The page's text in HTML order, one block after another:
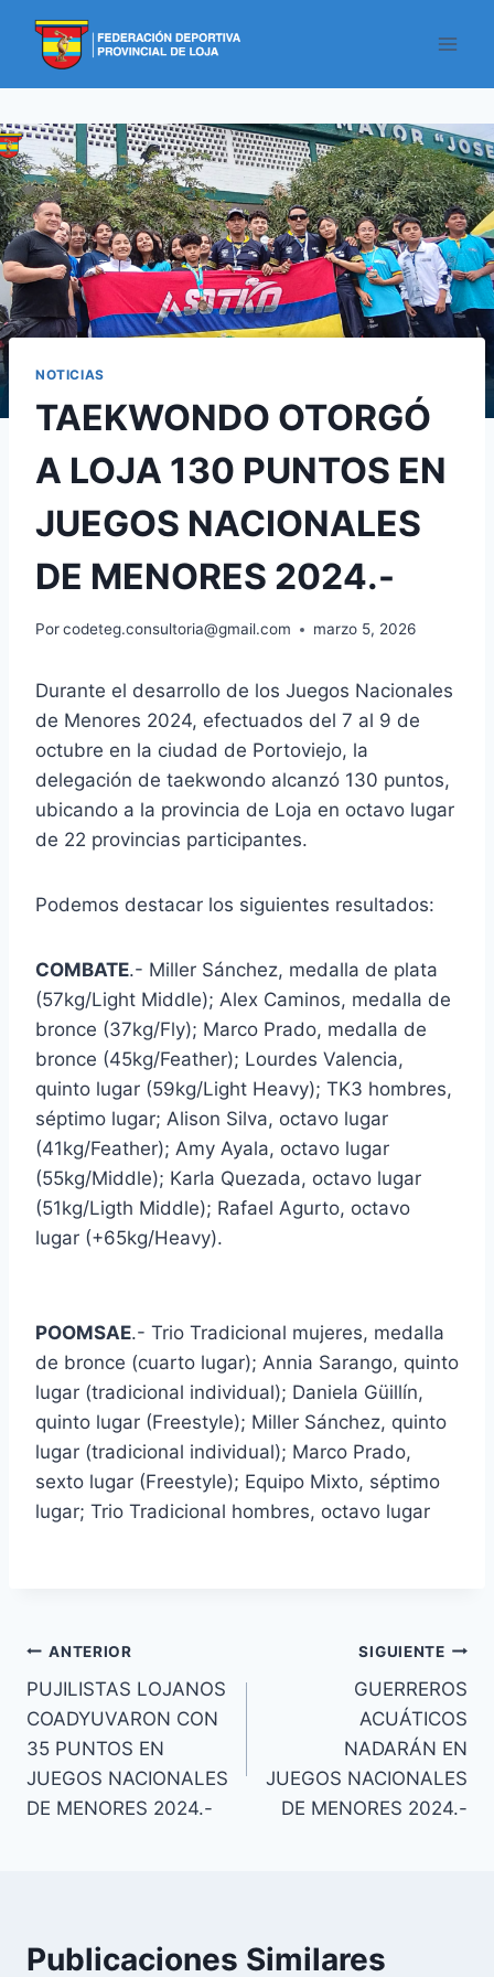
NOTICIAS
TAEKWONDO OTORGÓ
A LOJA 130 PUNTOS EN
JUEGOS NACIONALES
DE MENORES 2024.-
Porcodeteg.consultoria@gmail.com marzo 5, 2026
Durante el desarrollo de los Juegos Nacionales
de Menores 2024, efectuados del 7 al 9 de
octubre en la ciudad de Portoviejo, la
delegación de taekwondo alcanzó 130 puntos,
ubicando a la provincia de Loja en octavo lugar
de 22 provincias participantes.
Podemos destacar los siguientes resultados:
COMBATE.- Miller Sánchez, medalla de plata
(57kg/Light Middle); Alex Caminos, medalla de
bronce (37kg/Fly); Marco Prado, medalla de
bronce (45kg/Feather); Lourdes Valencia,
quinto lugar (59kg/Light Heavy); TK3 hombres,
séptimo lugar; Alison Silva, octavo lugar
(41kg/Feather); Amy Ayala, octavo lugar
(55kg/Middle); Karla Quezada, octavo lugar
(51kg/Ligth Middle); Rafael Agurto, octavo
lugar (+65kg/Heavy).
POOMSAE.- Trio Tradicional mujeres, medalla
de bronce (cuarto lugar); Annia Sarango, quinto
lugar (tradicional individual); Daniela Güillín,
quinto lugar (Freestyle); Miller Sánchez, quinto
lugar (tradicional individual); Marco Prado,
sexto lugar (Freestyle); Equipo Mixto, séptimo
lugar; Trio Tradicional hombres, octavo lugar
ANTERIOR
PUJILISTAS LOJANOS
COADYUVARON CON
35 PUNTOS EN
JUEGOS NACIONALES
DE MENORES 2024.-
SIGUIENTE
GUERREROS
ACUÁTICOS
NADARÁN EN
JUEGOS NACIONALES
DE MENORES 2024.-
Publicaciones Similares